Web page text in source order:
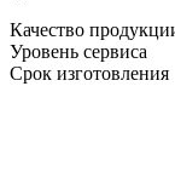
Качество
Уровень сервиса
Срок изготовления